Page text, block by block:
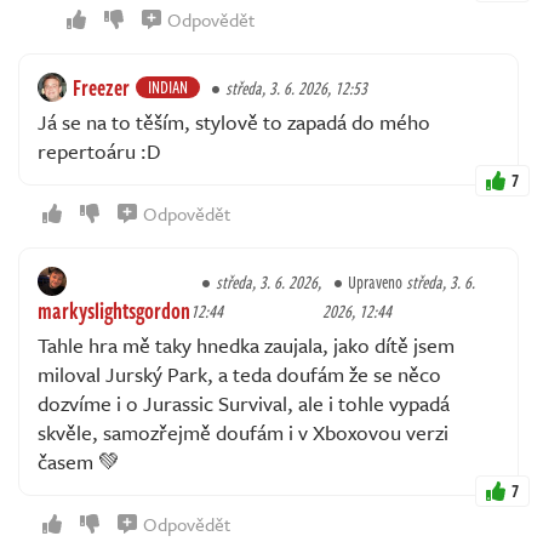
Odpovědět
Freezer INDIAN středa, 3. 6. 2026, 12:53
Já se na to těším, stylově to zapadá do mého
repertoáru :D
7
Odpovědět
markyslightsgordon
středa, 3. 6. 2026,
12:44
Upravenostředa, 3. 6.
2026, 12:44
Tahle hra mě taky hnedka zaujala, jako dítě jsem
miloval Jurský Park, a teda doufám že se něco
dozvíme i o Jurassic Survival, ale i tohle vypadá
skvěle, samozřejmě doufám i v Xboxovou verzi
časem 💚
7
Odpovědět